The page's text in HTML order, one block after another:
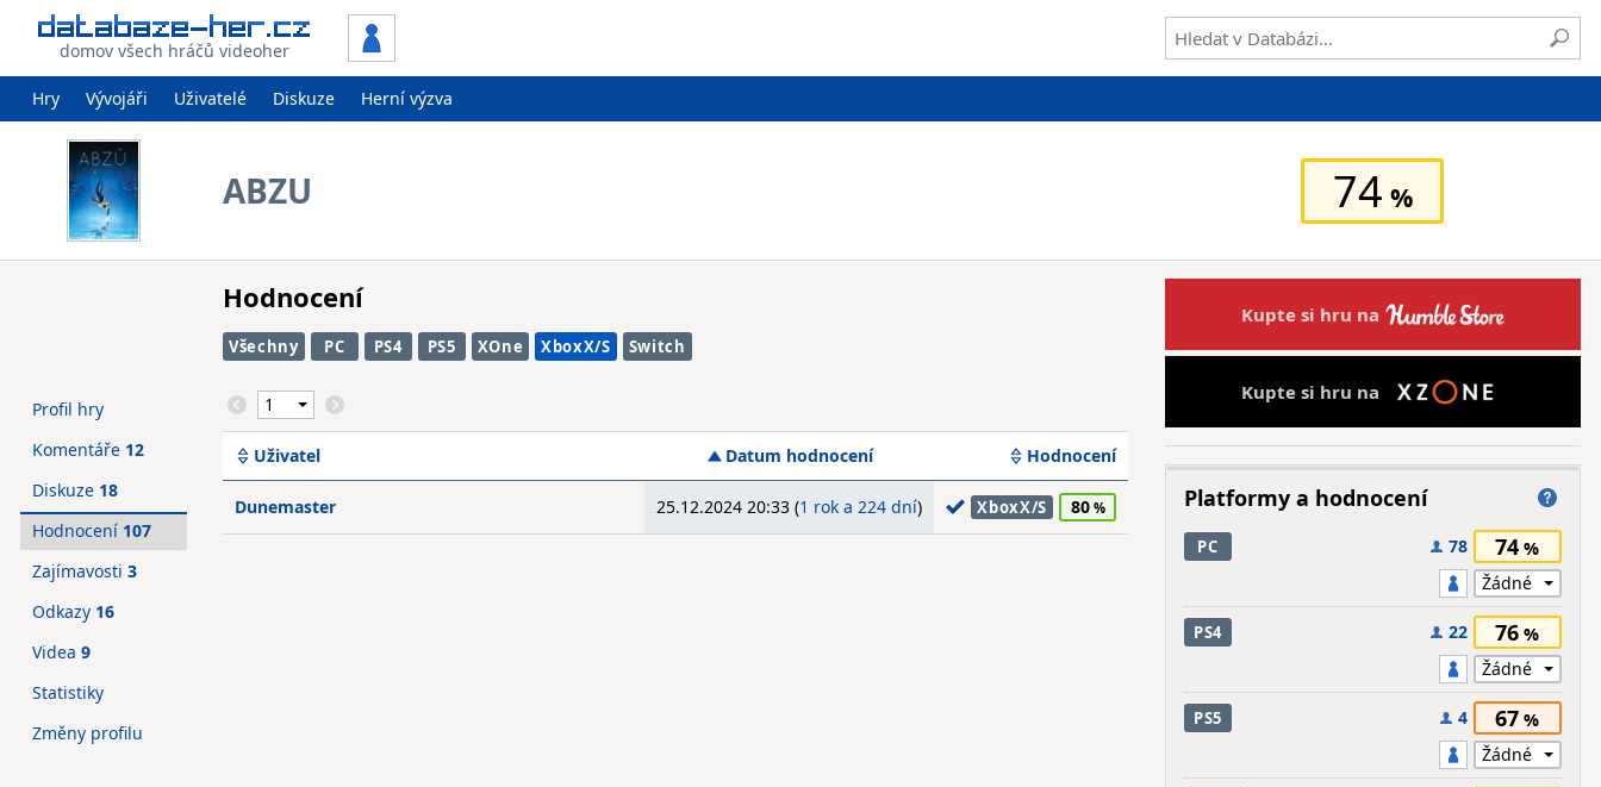
domov všech hráčů videoher
Hry Vývojáři Uživatelé Diskuze Herní výzva
ABZU 74
Hodnocení
Všechny PC PS4 PS5 XOne XboxX/S Switch
Uživatel Datum hodnocení Hodnocení
Dunemaster 25.12.2024 20:33 (1 rok a 224 dní) XboxX/S 80
Profil hry
Komentáře 12
Diskuze 18
Hodnocení 107
Zajímavosti 3
Odkazy 16
Videa 9
Statistiky
Změny profilu
Kupte si hru na
Kupte si hru na
Platformy a hodnocení
PC 78 74
PS4 22 76
PS5 4 67